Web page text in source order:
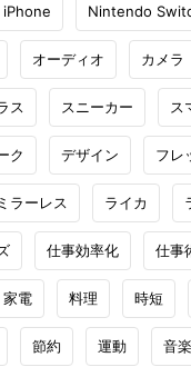
iPhone Nintendo
オーディオ カメラ
ス スニーカー ス
ク デザイン フレ
ミラーレス ライカ
仕事効率化 仕事
家電 料理 時短
節約 運動 音楽